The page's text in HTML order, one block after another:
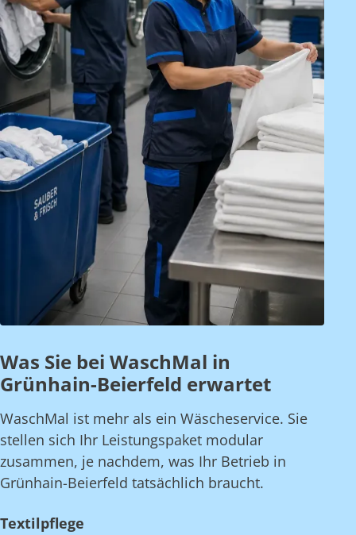
Was Sie bei WaschMal in
Grünhain-Beierfeld erwartet
WaschMal ist mehr als ein Wäscheservice. Sie
stellen sich Ihr Leistungspaket modular
zusammen, je nachdem, was Ihr Betrieb in
Grünhain-Beierfeld tatsächlich braucht.
Textilpflege